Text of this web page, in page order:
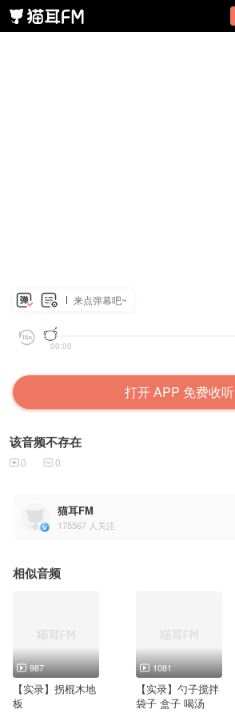
来点弹幕吧~
00:00
打开 APP 免费收听
该音频不存在
0 0
猫耳FM
175567 人关注
相似音频
987
【实录】拐棍木地
板
1081
【实录】勺子搅拌
袋子 盒子 喝汤